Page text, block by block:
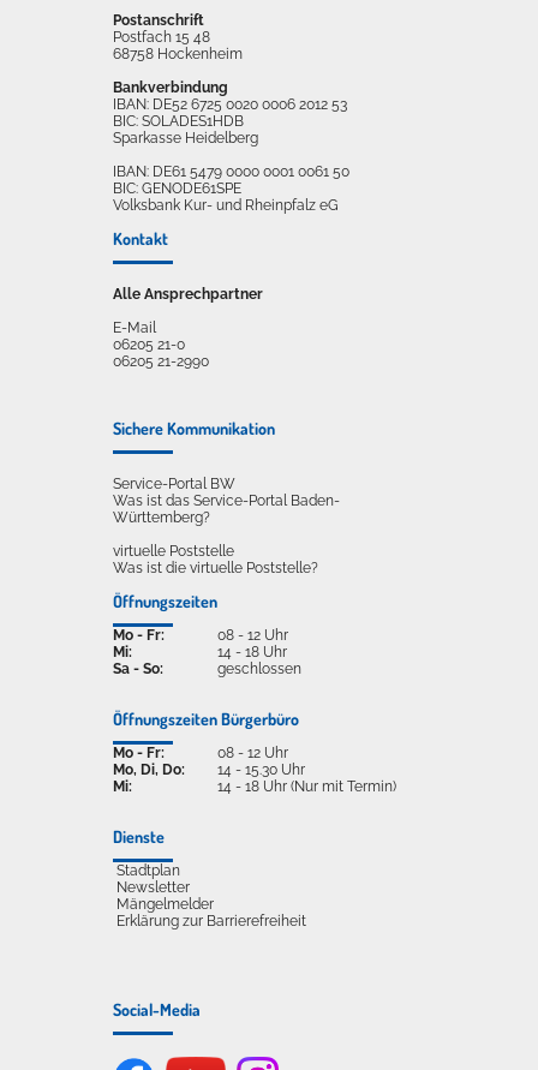
Postanschrift
Postfach 15 48
68758 Hockenheim
Bankverbindung
IBAN: DE52 6725 0020 0006 2012 53
BIC: SOLADES1HDB
Sparkasse Heidelberg
IBAN: DE61 5479 0000 0001 0061 50
BIC: GENODE61SPE
Volksbank Kur- und Rheinpfalz eG
Kontakt
Alle Ansprechpartner
E-Mail
06205 21-0
06205 21-2990
Sichere Kommunikation
Service-Portal BW
Was ist das Service-Portal Baden-
Württemberg?
virtuelle Poststelle
Was ist die virtuelle Poststelle?
Öffnungszeiten
Mo - Fr:
Mi:
Sa - So:
08 - 12 Uhr
14 - 18 Uhr
geschlossen
Öffnungszeiten Bürgerbüro
Mo - Fr:
Mo, Di, Do:
Mi:
08 - 12 Uhr
14 - 15.30 Uhr
14 - 18 Uhr (Nur mit Termin)
Dienste
Stadtplan
Newsletter
Mängelmelder
Erklärung zur Barrierefreiheit
Social-Media